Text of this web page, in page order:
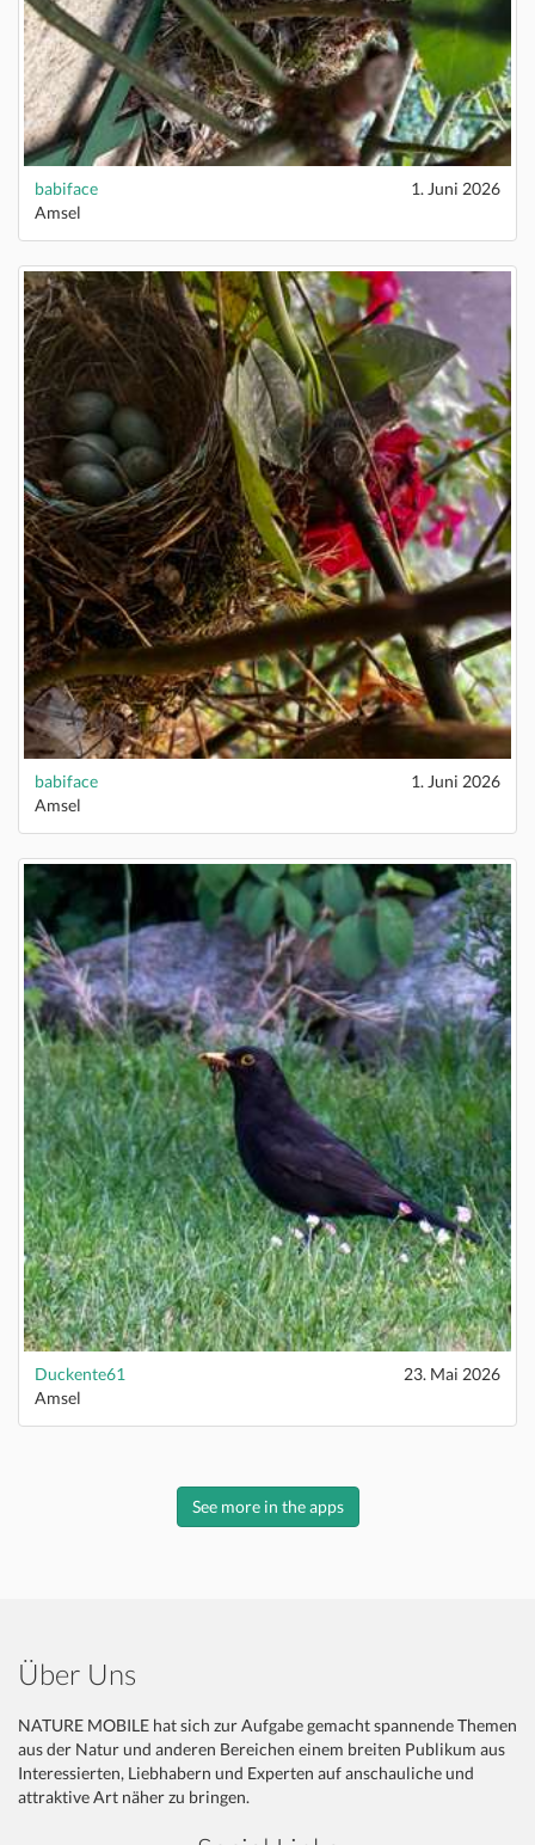
babiface
1. Juni 2026
Amsel
babiface
1. Juni 2026
Amsel
Duckente61
23. Mai 2026
Amsel
See more in the apps
Über Uns
NATURE MOBILE hat sich zur Aufgabe gemacht spannende Themen
aus der Natur und anderen Bereichen einem breiten Publikum aus
Interessierten, Liebhabern und Experten auf anschauliche und
attraktive Art näher zu bringen.